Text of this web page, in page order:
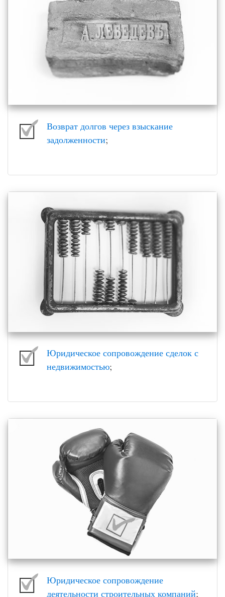
Возврат долгов через взыскание
задолженности;
Юридическое сопровождение сделок с
недвижимостью;
Юридическое сопровождение
деятельности строительных компаний;